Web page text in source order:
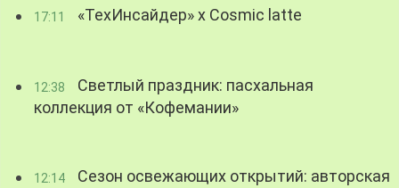
17:11 «ТехИнсайдер» х Cosmic latte
12:38
Светлый праздник: пасхальная
коллекция от «Кофемании»
12:14
Сезон освежающих открытий: авторская